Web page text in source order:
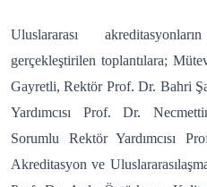
Uluslararası
gerçekleştirilen toplantılara;
Gayretli, Rektör Prof. Dr. Bahri
Yardımcısı Prof. Dr.
Sorumlu Rektör Yardımcısı
Akreditasyon ve